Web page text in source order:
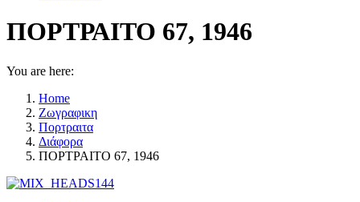
ΠΟΡΤΡΑΙΤΟ 67, 1946
You are here:
Home
Ζωγραφικη
Πορτραιτα
Διάφορα
ΠΟΡΤΡΑΙΤΟ 67, 1946